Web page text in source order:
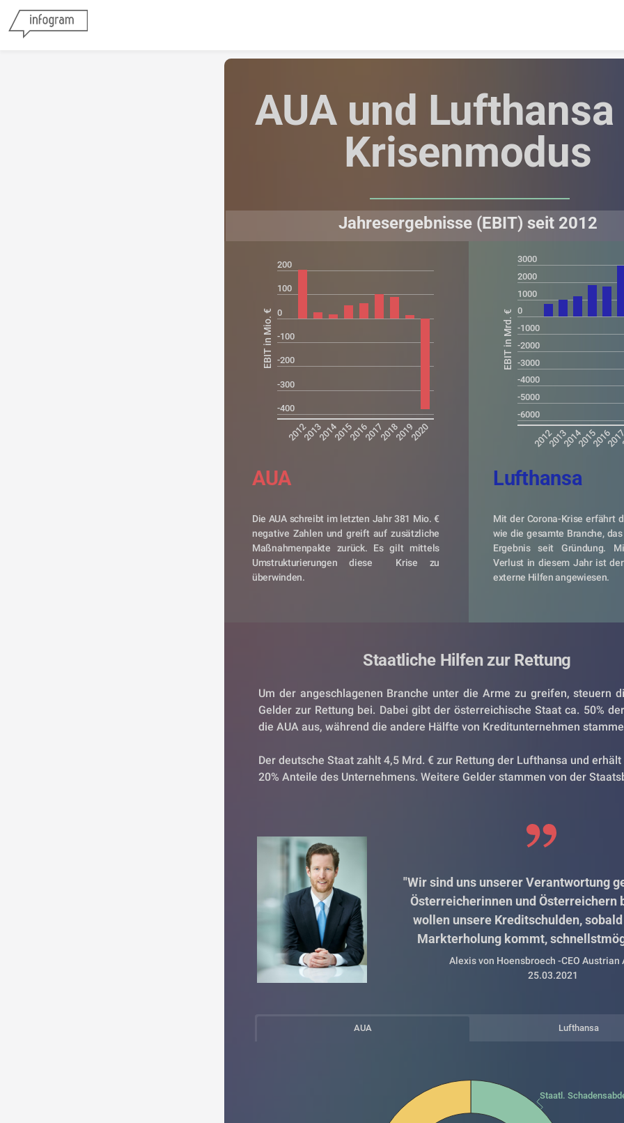
AUA und
Krisenmodus
Type something
Jahresergebnisse (EBIT) seit 2012
200
100
0
-100
-200
-300
-400
201220132014201520162017201820192020
EBIT in Mio. €
3000
2000
1000
0
-1000
-2000
-3000
-4000
-5000
-6000
20122013201420152016
EBIT in Mrd. €
AUA Lufthansa
Die AUA schreibt im letzten Jahr 381 Mio. €
negative Zahlen und greift auf zusätzliche
Maßnahmenpakte zurück. Es gilt mittels
Umstrukturierungen diese  Krise zu
überwinden.
Mit der Corona-Krise erfährt
wie die gesamte Branche,
Ergebnis seit Gründung.
Verlust in diesem Jahr ist
externe Hilfen angewiesen.
Staatliche Hilfen zur Rettung
Um der angeschlagenen Branche unter die Arme zu greifen, steuern
Gelder zur Rettung bei. Dabei gibt der österreichische Staat ca. 50%
die AUA aus, während die andere Hälfte von Kreditunternehmen
Der deutsche Staat zahlt 4,5 Mrd. € zur Rettung der Lufthansa und
20% Anteile des Unternehmens. Weitere Gelder stammen von der
"Wir sind uns unserer Verantwortung
Österreicherinnen und Österreichern
wollen unsere Kreditschulden,
Markterholung kommt,
Alexis von Hoensbroech -CEO Austrian
25.03.2021
AUA Lufthansa
Staatl.